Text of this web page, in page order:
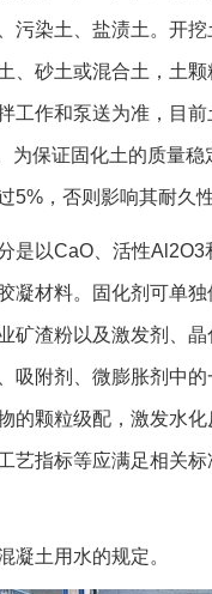
污染土、盐渍土。开
、砂土或混合土，土
工作和泵送为准，目
为保证固化土的质量稳
5%，否则影响其耐久性
是以CaO、活性Al2O3
凝材料。固化剂可单
矿渣粉以及激发剂、
吸附剂、微膨胀剂中
的颗粒级配，激发水
艺指标等应满足相关
凝土用水的规定。